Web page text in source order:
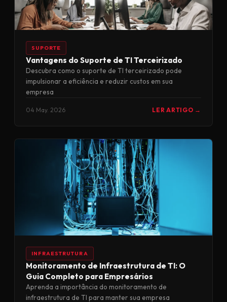
SUPORTE
Vantagens do Suporte de TI Terceirizado
Descubra como o suporte de TI terceirizado pode
impulsionar a eficiência e reduzir custos em sua
empresa
04 May. 2026 LER ARTIGO →
INFRAESTRUTURA
Monitoramento de Infraestrutura de TI: O
Guia Completo para Empresários
Aprenda a importância do monitoramento de
infraestrutura de TI para manter sua empresa